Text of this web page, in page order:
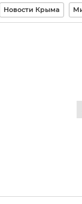
Новости Крыма